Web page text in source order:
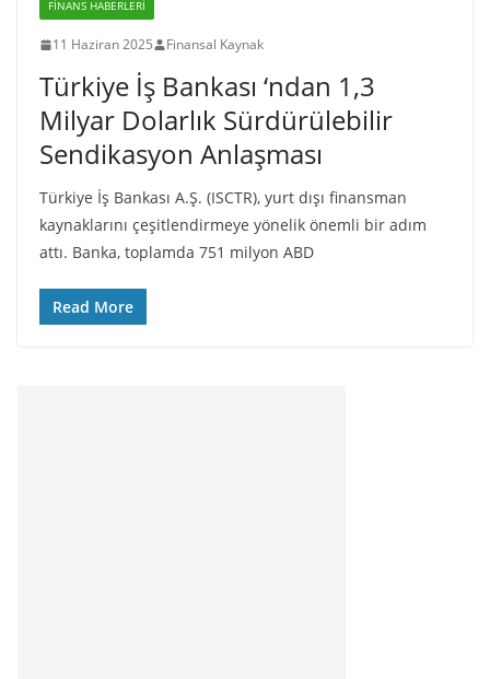
FINANS HABERLERI
11 Haziran 2025 Finansal Kaynak
Türkiye İş Bankası ‘ndan 1,3
Milyar Dolarlık Sürdürülebilir
Sendikasyon Anlaşması
Türkiye İş Bankası A.Ş. (ISCTR), yurt dışı finansman
kaynaklarını çeşitlendirmeye yönelik önemli bir adım
attı. Banka, toplamda 751 milyon ABD
Read More